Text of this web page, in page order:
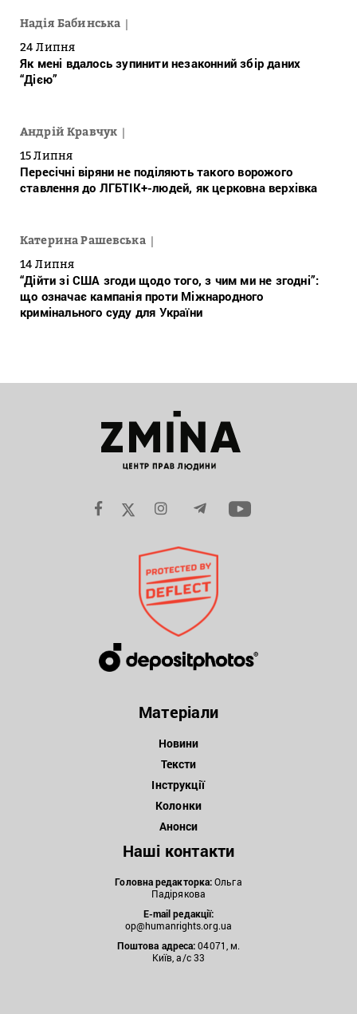
Надія Бабинська
24 Липня
Як мені вдалось зупинити незаконний збір даних
“Дією”
Андрій Кравчук
15 Липня
Пересічні віряни не поділяють такого ворожого
ставлення до ЛГБТІК+-людей, як церковна верхівка
Катерина Рашевська
14 Липня
“Дійти зі США згоди щодо того, з чим ми не згодні”:
що означає кампанія проти Міжнародного
кримінального суду для України
Матеріали
Новини
Тексти
Інструкції
Колонки
Анонси
Наші контакти
Головна редакторка:Ольга
Падірякова
E-mail редакції:
op@humanrights.org.ua
Поштова адреса:04071, м.
Київ, а/с 33